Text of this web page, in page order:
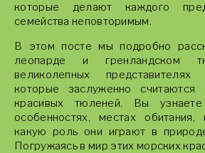
которые делают каждого
семейства неповторимым.
В этом посте мы подробно
леопарде и гренландском
великолепных
которые заслуженно
красивых тюленей. Вы
особенностях, местах
какую роль они играют в
Погружаясь в мир этих морских